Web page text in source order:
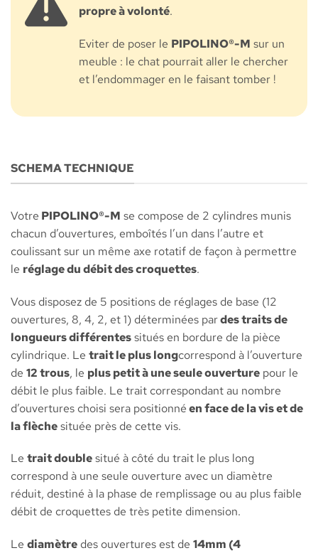
propre à volonté.
Eviter de poser le PIPOLINO®-M sur un
meuble : le chat pourrait aller le chercher
et l’endommager en le faisant tomber !
SCHEMA TECHNIQUE
Votre PIPOLINO®-M se compose de 2 cylindres munis
chacun d’ouvertures, emboîtés l’un dans l’autre et
coulissant sur un même axe rotatif de façon à permettre
le réglage du débit des croquettes.
Vous disposez de 5 positions de réglages de base (12
ouvertures, 8, 4, 2, et 1) déterminées pardes traits de
longueurs différentessitués en bordure de la pièce
cylindrique. Le trait le plus longcorrespond à l’ouverture
de 12 trous, le plus petit à une seule ouverture pour le
débit le plus faible. Le trait correspondant au nombre
d’ouvertures choisi sera positionnéen face de la vis et de
la flèchesituée près de cette vis.
Le trait doublesitué à côté du trait le plus long
correspond à une seule ouverture avec un diamètre
réduit, destiné à la phase de remplissage ou au plus faible
débit de croquettes de très petite dimension.
Le diamètre des ouvertures est de 14mm (4